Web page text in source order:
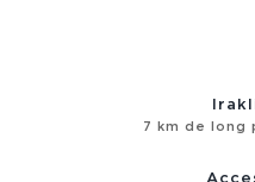
7 km de long